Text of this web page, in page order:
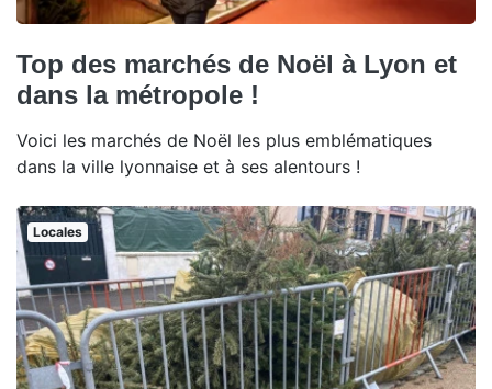
Top des marchés de Noël à Lyon et
dans la métropole !
Voici les marchés de Noël les plus emblématiques
dans la ville lyonnaise et à ses alentours !
Locales